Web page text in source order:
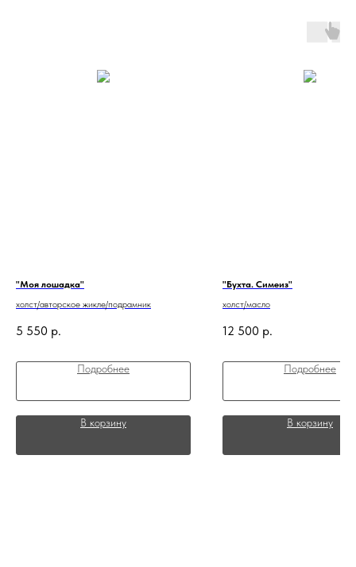
"Моя лошадка"
холст/авторское жикле/подрамник
5 550 р.
Подробнее
В корзину
"Бухта. Симеиз"
холст/масло
12 500 р.
Подробнее
В корзину